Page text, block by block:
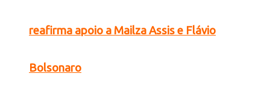
reafirma apoio a Mailza Assis e Flávio
Bolsonaro